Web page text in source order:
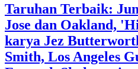
Taruhan Terbaik:
Jose dan Oakland,
karya Jez
Smith, Los Angeles